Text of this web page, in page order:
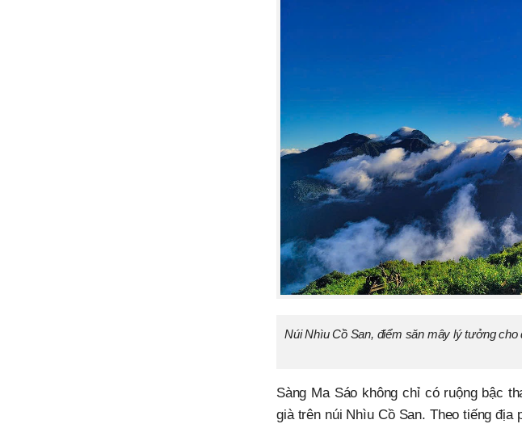
Núi Nhìu Cồ San, điểm săn mây lý tưởng cho
Sàng Ma Sáo không chỉ có ruộng bậc
già trên núi Nhìu Cồ San. Theo tiếng